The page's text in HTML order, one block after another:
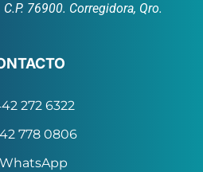
76900. Corregidora, Qro.
272 6322
778 0806
WhatsApp